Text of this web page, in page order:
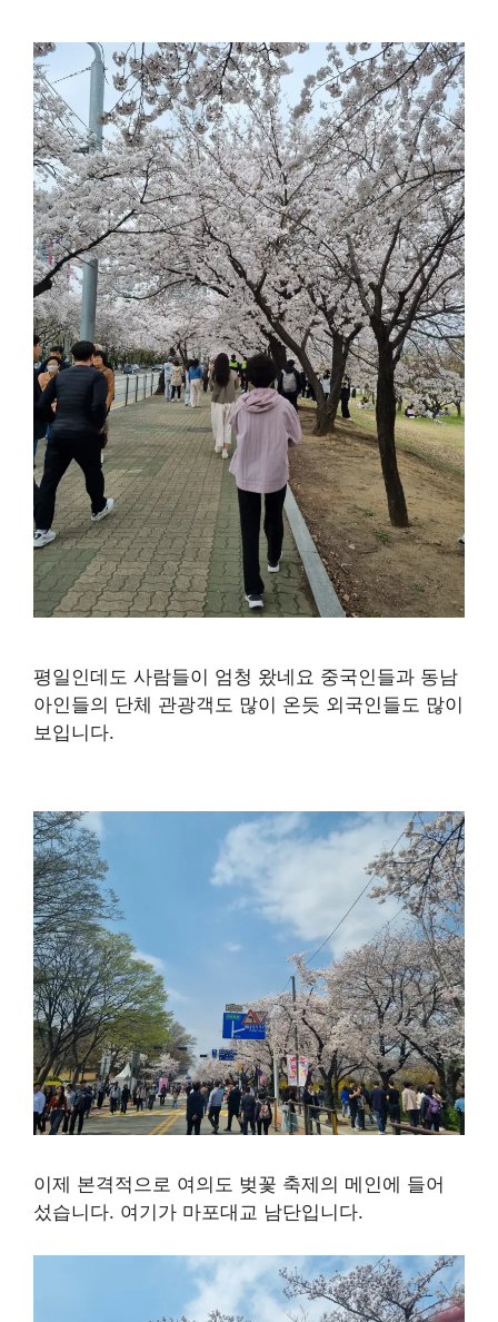
평일인데도 사람들이 엄청 왔네요 중국인들과 동남
아인들의 단체 관광객도 많이 온듯 외국인들도 많이
보입니다.
이제 본격적으로 여의도 벚꽃 축제의 메인에 들어
섰습니다. 여기가 마포대교 남단입니다.